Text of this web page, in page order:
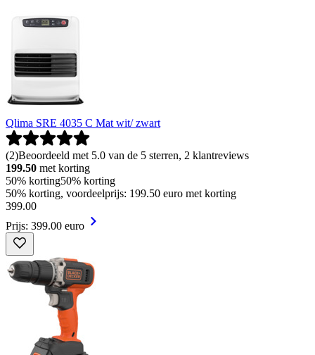
Qlima SRE 4035 C Mat wit/ zwart
(2)Beoordeeld met 5.0 van de 5 sterren, 2 klantreviews
199.50 met korting
50% korting50% korting
50% korting, voordeelprijs: 199.50 euro met korting
399.00
Prijs: 399.00 euro